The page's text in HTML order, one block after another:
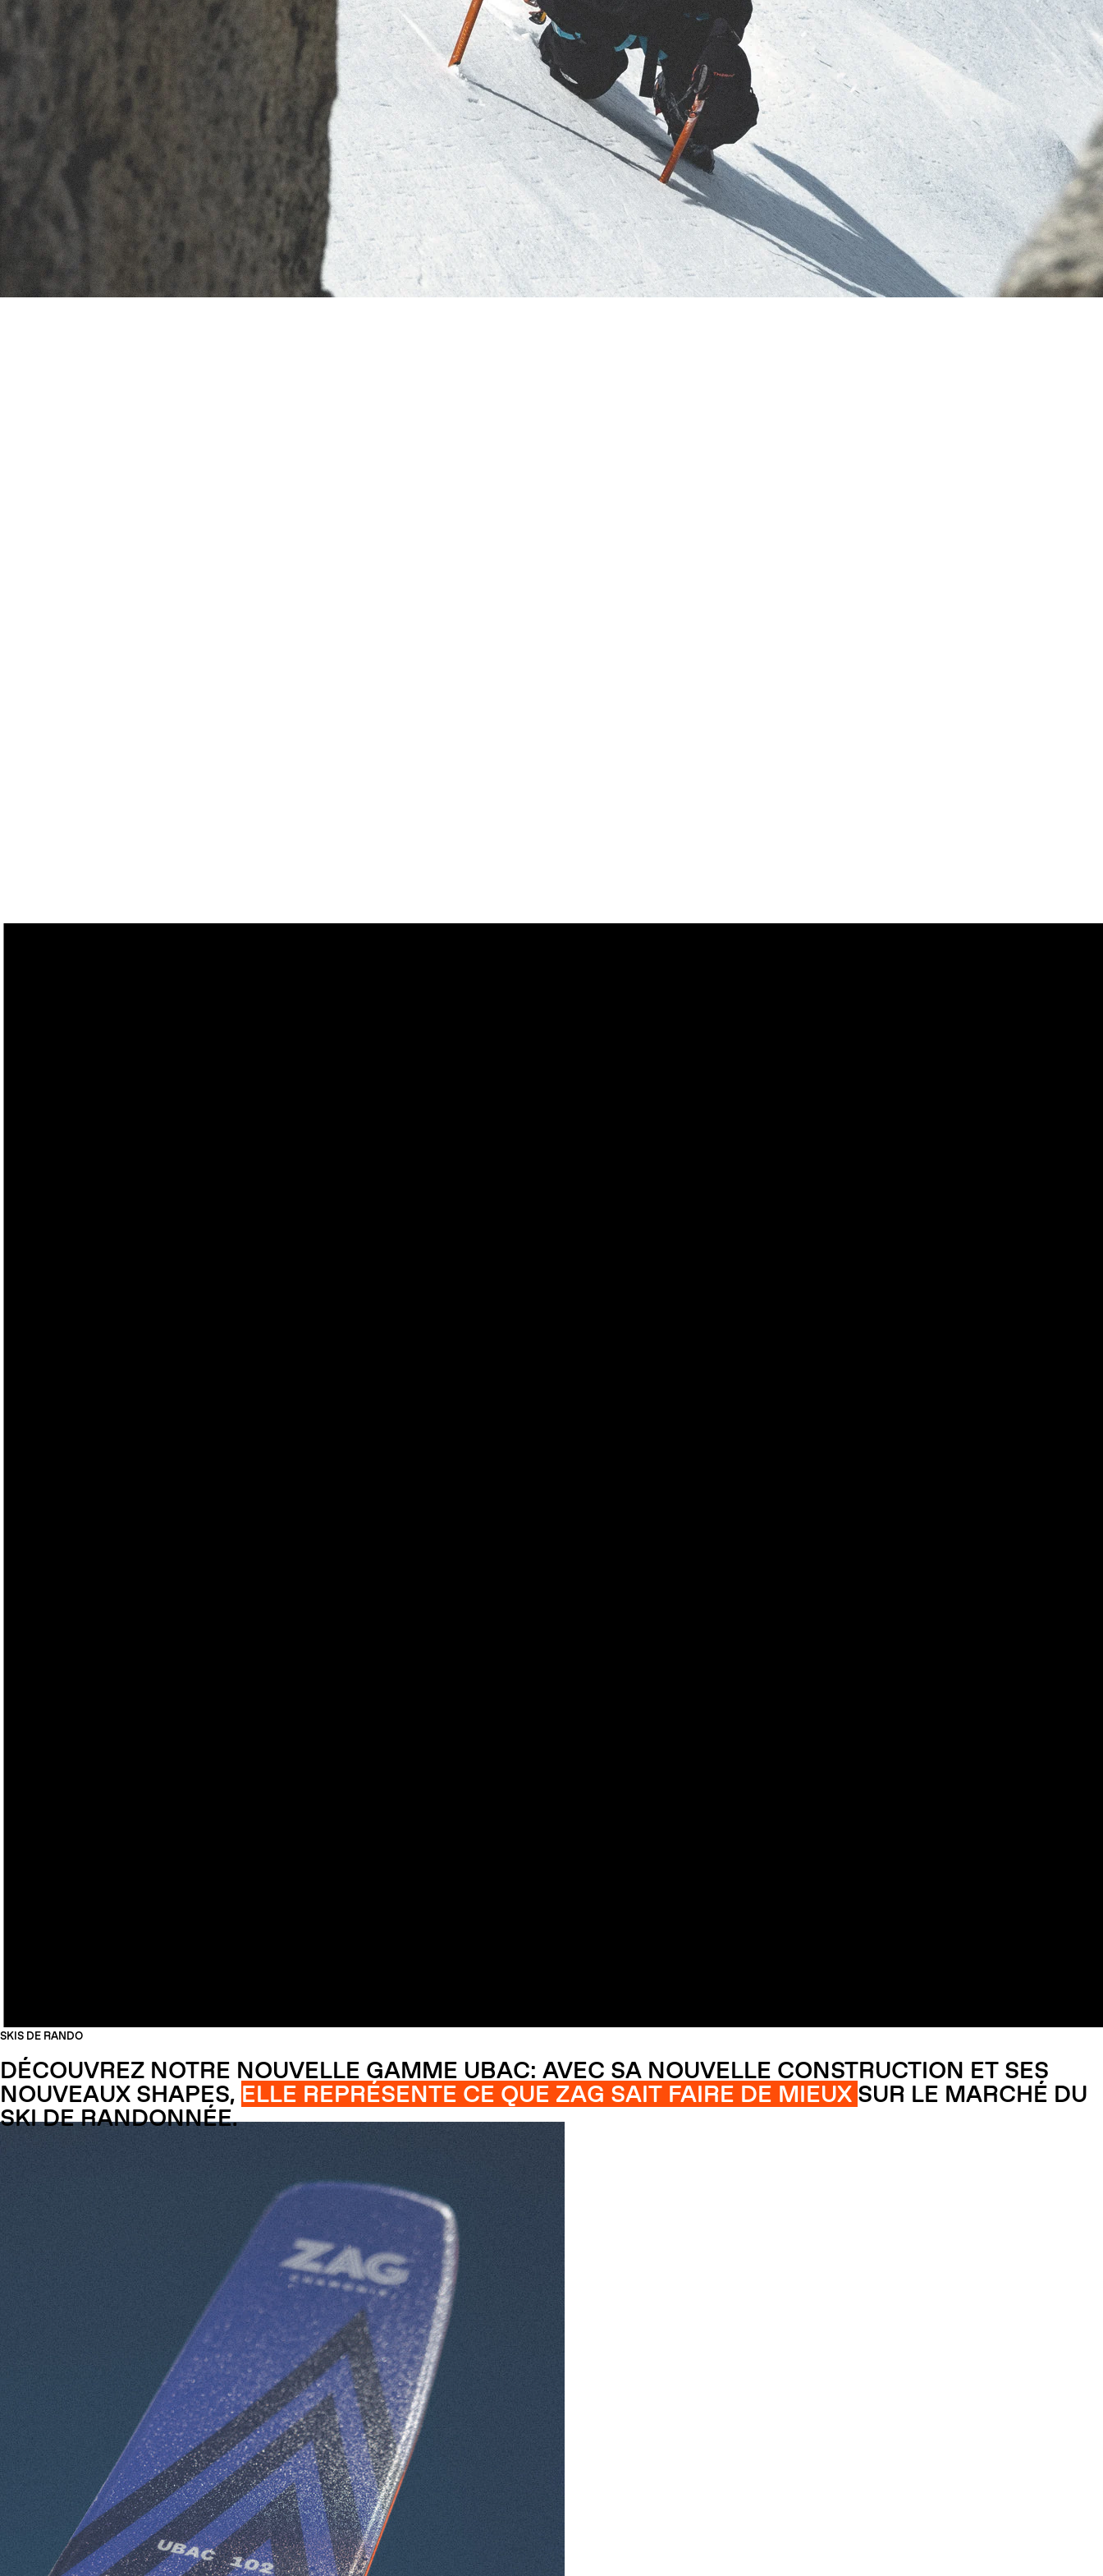
RECHERCHES POPULAIRES
Skis freeride Equipement
SKIS DE RANDO
DÉCOUVREZ NOTRE NOUVELLE GAMME UBAC: AVEC SA NOUVELLE CONSTRUCTION ET SES
NOUVEAUX SHAPES, ELLE REPRÉSENTE CE QUE ZAG SAIT FAIRE DE MIEUX SUR LE MARCHÉ DU
SKI DE RANDONNÉE.